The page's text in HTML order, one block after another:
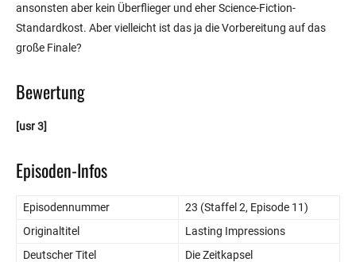
ansonsten aber kein Überflieger und eher Science-Fiction-
Standardkost. Aber vielleicht ist das ja die Vorbereitung auf das
große Finale?
Bewertung
[usr 3]
Episoden-Infos
Episodennummer
23 (Staffel 2, Episode 11)
Originaltitel
Lasting Impressions
Deutscher Titel
Die Zeitkapsel